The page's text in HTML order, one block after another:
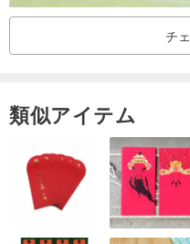
製作方法：100%手彫り
◆ 作品保証書
◆ 作品包装袋
◈本商品にチェーンは付属し
チ
類似アイテム